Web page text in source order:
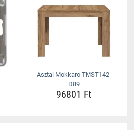
Asztal Mokkaro TMST142-
D89
96801 Ft